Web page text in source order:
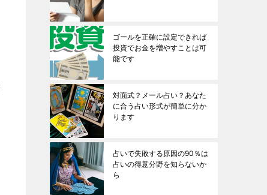
ゴールを正確に設定できれば
投資でお金を増やすことは可
能です
対面式？メール占い？あなた
に合う占い形式が簡単に分か
ります
占いで失敗する原因の90％は
占いの得意分野を知らないか
ら